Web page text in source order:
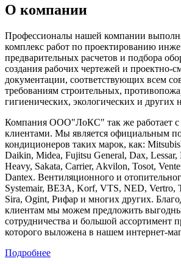
О компании
Профессионалы нашей компании
комплекс работ по проектированию
предварительных расчетов и подбора
создания рабочих чертежей и проектно-
документации, соответствующих всем
требованиям строительных,
гигиенических, экологических и других
Компания ООО"ЛоКС" так же работает с
клиентами. Мы является официальным
кондиционеров таких марок, как:
Daikin, Midea, Fujitsu General, Dax,
Heavy, Sakata, Carrier, Akvilon, Tosot,
Dantex. Вентиляционного и
Systemair, ВЕЗА, Korf, VTS, NED, Vertro,
Sira, Ogint, Рифар и многих других.
клиентам мы можем предложить
сотрудничества и большой ассортимент
которого выложена в нашем интернет-
Подробнее